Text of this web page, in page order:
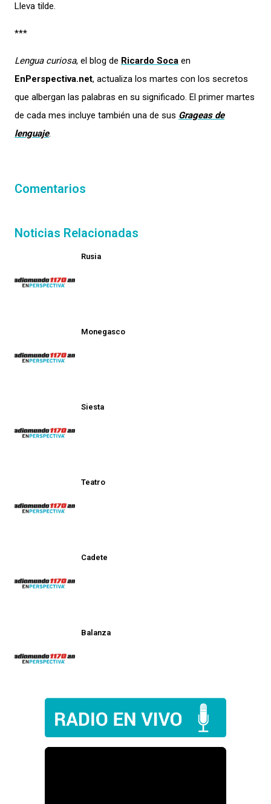
Lleva tilde.
***
Lengua curiosa, el blog de Ricardo Soca en
EnPerspectiva.net, actualiza los martes con los secretos
que albergan las palabras en su significado. El primer martes
de cada mes incluye también una de sus Grageas de
lenguaje.
Comentarios
Noticias Relacionadas
Rusia
Monegasco
Siesta
Teatro
Cadete
Balanza